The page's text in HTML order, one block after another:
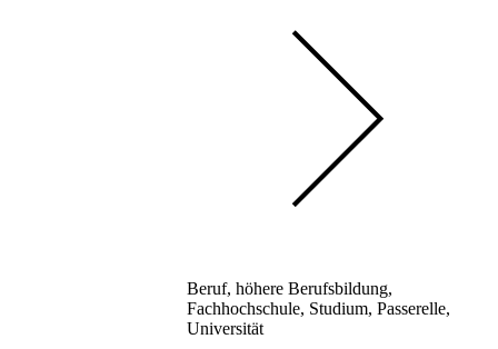
Beruf, höhere Berufsbildung,
Fachhochschule, Studium, Passerelle,
Universität